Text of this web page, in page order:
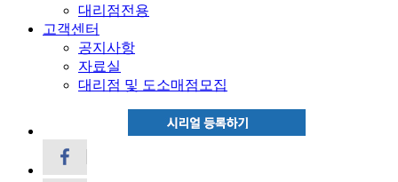
대리점전용
고객센터
공지사항
자료실
대리점 및 도소매점모집